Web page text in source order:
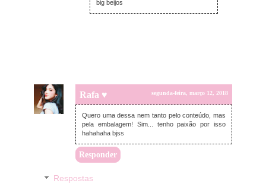
big beijos
Rafa ♥ segunda-feira, março 12, 2018
Quero uma dessa nem tanto pelo conteúdo, mas
pela embalagem! Sim... tenho paixão por isso
hahahaha bjss
Responder
Respostas